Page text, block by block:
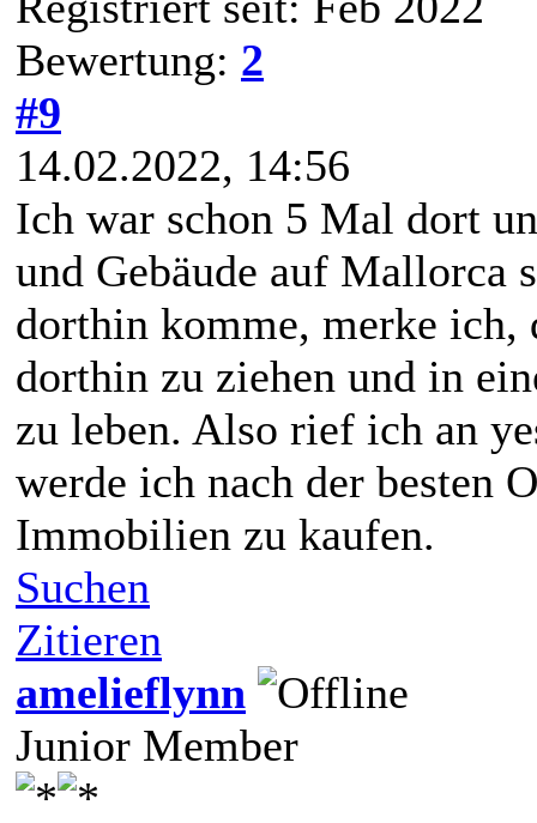
Bewertung: 2
#9
14.02.2022, 14:56
Ich war schon 5 Mal dort
und Gebäude auf Mallorca
dorthin komme, merke ich,
dorthin zu ziehen und in
zu leben. Also rief ich an
werde ich nach der besten
Immobilien zu kaufen.
Suchen
Zitieren
amelieflynn
Junior Member